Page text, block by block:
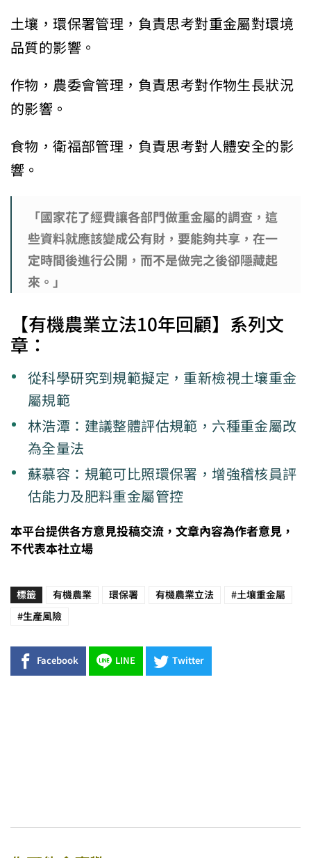
土壤，環保署管理，負責思考對重金屬對環境
品質的影響。
作物，農委會管理，負責思考對作物生長狀況
的影響。
食物，衛福部管理，負責思考對人體安全的影
響。
「國家花了經費讓各部門做重金屬的調查，這
些資料就應該變成公有財，要能夠共享，在一
定時間後進行公開，而不是做完之後卻隱藏起
來。」
【有機農業立法10年回顧】系列文
章：
從科學研究到規範擬定，重新檢視土壤重金
屬規範
林浩潭：建議整體評估規範，六種重金屬改
為全量法
蘇慕容：規範可比照環保署，增強稽核員評
估能力及肥料重金屬管控
本平台提供各方意見投稿交流，文章內容為作者意見，
不代表本社立場
標籤 有機農業 環保署 有機農業立法 #土壤重金屬
#生產風險
Facebook LINE Twitter